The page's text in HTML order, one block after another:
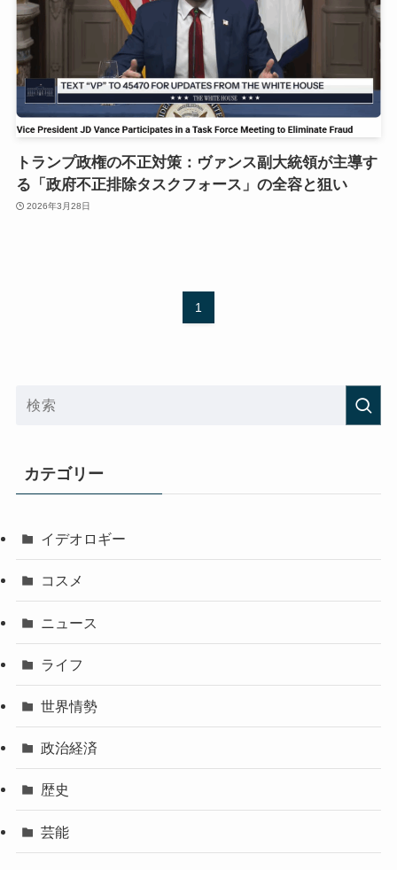
トランプ政権の不正対策：ヴァンス副大統領が主導す
る「政府不正排除タスクフォース」の全容と狙い
2026年3月28日
1
カテゴリー
イデオロギー
コスメ
ニュース
ライフ
世界情勢
政治経済
歴史
芸能